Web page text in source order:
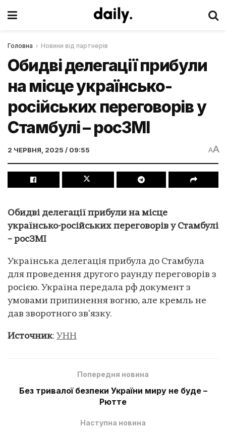
Головна Новини від партнерів
Обидві делегації прибули
на місце українсько-
російських переговорів у
Стамбулі – росЗМІ
2 ЧЕРВНЯ, 2025 / 09:55 AA
Обидві делегації прибули на місце
українсько-російських переговорів у Стамбулі
– росЗМІ
Українська делегація прибула до Стамбула
для проведення другого раунду переговорів з
росією. Україна передала рф документ з
умовами припинення вогню, але кремль не
дав зворотного зв’язку.
Источник: УНН
Попередня новина
Без тривалої безпеки України миру не буде –
Рютте
Наступна новина